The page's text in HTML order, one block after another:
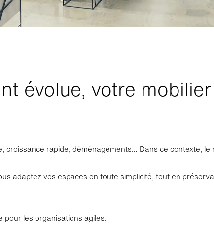
évolue, votre mobilier
croissance rapide, déménagements… Dans ce contexte, le
adaptez vos espaces en toute simplicité, tout en
les organisations agiles.